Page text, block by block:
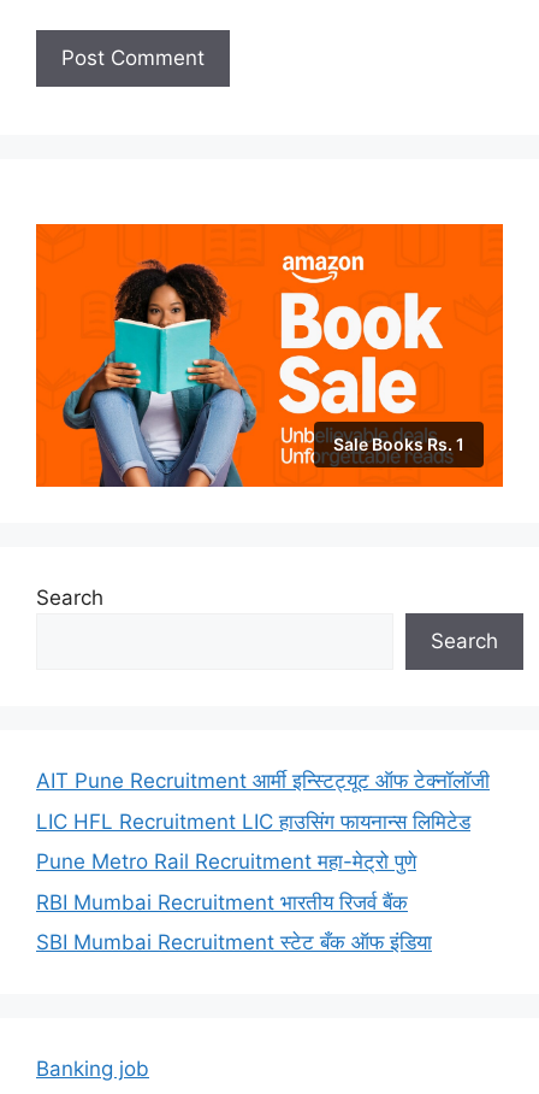
Sale Books Rs. 1
Search
Search
AIT Pune Recruitment आर्मी इन्स्टिट्यूट ऑफ टेक्नॉलॉजी
LIC HFL Recruitment LIC हाउसिंग फायनान्स लिमिटेड
Pune Metro Rail Recruitment महा-मेट्रो पुणे
RBI Mumbai Recruitment भारतीय रिजर्व बैंक
SBI Mumbai Recruitment स्टेट बँक ऑफ इंडिया
Banking job